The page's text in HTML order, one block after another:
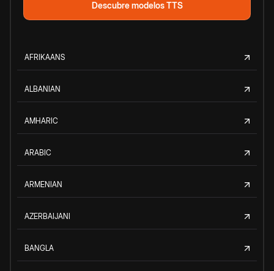
Descubre modelos TTS
AFRIKAANS
ALBANIAN
AMHARIC
ARABIC
ARMENIAN
AZERBAIJANI
BANGLA